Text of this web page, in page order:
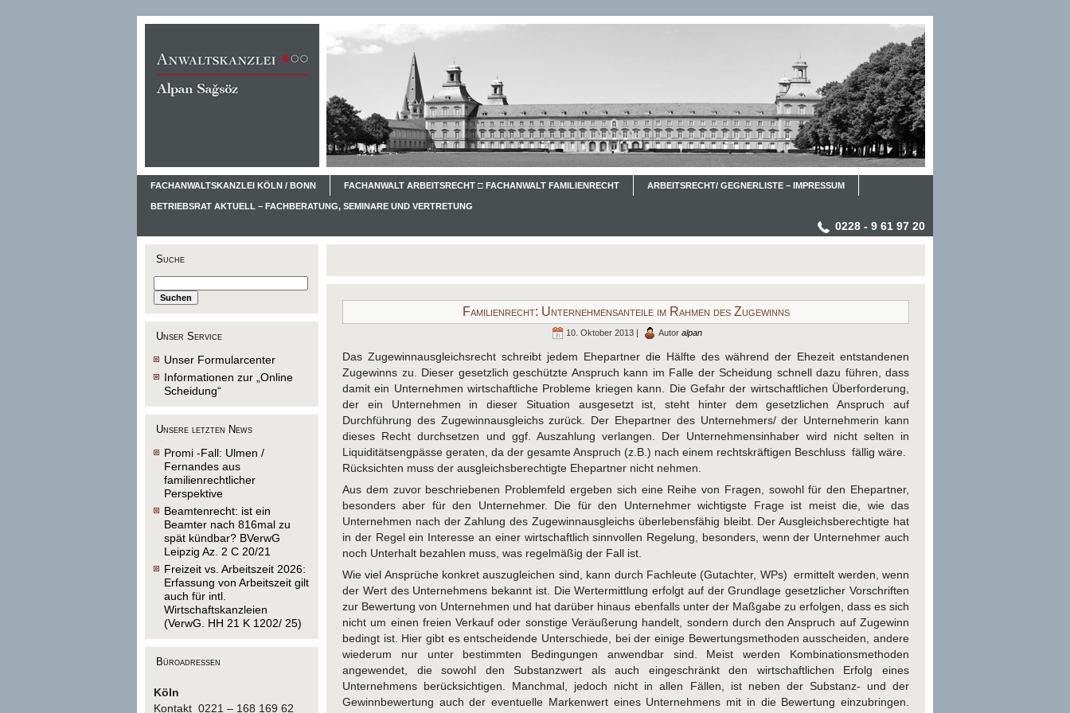
FACHANWALTSKANZLEI KÖLN / BONN FACHANWALT ARBEITSRECHT □ FACHANWALT FAMILIENRECHT ARBEITSRECHT/ GEGNERLISTE – IMPRESSUM
BETRIEBSRAT AKTUELL – FACHBERATUNG, SEMINARE UND VERTRETUNG
0228 - 9 61 97 20
Suche
Unser Service
Unser Formularcenter
Informationen zur „Online
Scheidung“
Unsere letzten News
Promi -Fall: Ulmen /
Fernandes aus
familienrechtlicher
Perspektive
Beamtenrecht: ist ein
Beamter nach 816mal zu
spät kündbar? BVerwG
Leipzig Az. 2 C 20/21
Freizeit vs. Arbeitszeit 2026:
Erfassung von Arbeitszeit gilt
auch für intl.
Wirtschaftskanzleien
(VerwG. HH 21 K 1202/ 25)
Büroadressen
Köln
Kontakt 0221 – 168 169 62
Familienrecht: Unternehmensanteile im Rahmen des Zugewinns
10. Oktober 2013 | Autor alpan
Das Zugewinnausgleichsrecht schreibt jedem Ehepartner die Hälfte des während der Ehezeit entstandenen
Zugewinns zu. Dieser gesetzlich geschützte Anspruch kann im Falle der Scheidung schnell dazu führen, dass
damit ein Unternehmen wirtschaftliche Probleme kriegen kann. Die Gefahr der wirtschaftlichen Überforderung,
der ein Unternehmen in dieser Situation ausgesetzt ist, steht hinter dem gesetzlichen Anspruch auf
Durchführung des Zugewinnausgleichs zurück. Der Ehepartner des Unternehmers/ der Unternehmerin kann
dieses Recht durchsetzen und ggf. Auszahlung verlangen. Der Unternehmensinhaber wird nicht selten in
Liquiditätsengpässe geraten, da der gesamte Anspruch (z.B.) nach einem rechtskräftigen Beschluss fällig wäre.
Rücksichten muss der ausgleichsberechtigte Ehepartner nicht nehmen.
Aus dem zuvor beschriebenen Problemfeld ergeben sich eine Reihe von Fragen, sowohl für den Ehepartner,
besonders aber für den Unternehmer. Die für den Unternehmer wichtigste Frage ist meist die, wie das
Unternehmen nach der Zahlung des Zugewinnausgleichs überlebensfähig bleibt. Der Ausgleichsberechtigte hat
in der Regel ein Interesse an einer wirtschaftlich sinnvollen Regelung, besonders, wenn der Unternehmer auch
noch Unterhalt bezahlen muss, was regelmäßig der Fall ist.
Wie viel Ansprüche konkret auszugleichen sind, kann durch Fachleute (Gutachter, WPs) ermittelt werden, wenn
der Wert des Unternehmens bekannt ist. Die Wertermittlung erfolgt auf der Grundlage gesetzlicher Vorschriften
zur Bewertung von Unternehmen und hat darüber hinaus ebenfalls unter der Maßgabe zu erfolgen, dass es sich
nicht um einen freien Verkauf oder sonstige Veräußerung handelt, sondern durch den Anspruch auf Zugewinn
bedingt ist. Hier gibt es entscheidende Unterschiede, bei der einige Bewertungsmethoden ausscheiden, andere
wiederum nur unter bestimmten Bedingungen anwendbar sind. Meist werden Kombinationsmethoden
angewendet, die sowohl den Substanzwert als auch eingeschränkt den wirtschaftlichen Erfolg eines
Unternehmens berücksichtigen. Manchmal, jedoch nicht in allen Fällen, ist neben der Substanz- und der
Gewinnbewertung auch der eventuelle Markenwert eines Unternehmens mit in die Bewertung einzubringen.